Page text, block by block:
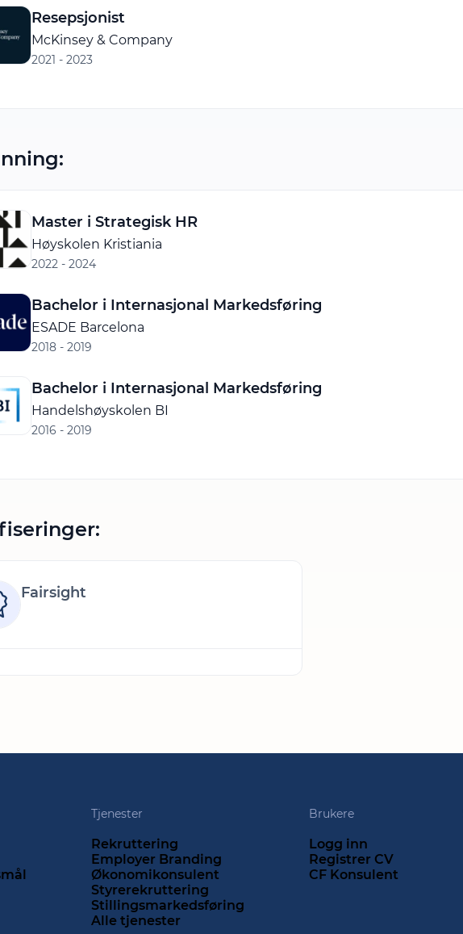
Resepsjonist
McKinsey & Company
2021 - 2023
Master i Strategisk HR
Høyskolen Kristiania
2022 - 2024
Bachelor i Internasjonal Markedsføring
ESADE Barcelona
2018 - 2019
Bachelor i Internasjonal Markedsføring
Handelshøyskolen BI
2016 - 2019
Fairsight
Tjenester
Rekruttering
Employer Branding
Økonomikonsulent
Styrerekruttering
Stillingsmarkedsføring
Alle tjenester
Brukere
Logg inn
Registrer CV
CF Konsulent